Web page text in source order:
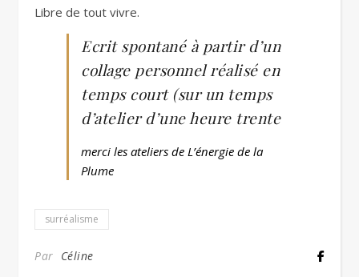
Libre de tout vivre.
Ecrit spontané à partir d’un
collage personnel réalisé en
temps court (sur un temps
d’atelier d’une heure trente
merci les ateliers de L’énergie de la
Plume
surréalisme
Par Céline